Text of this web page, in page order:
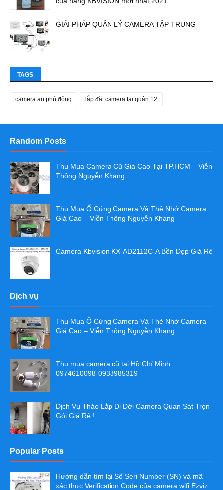
GIẢI PHÁP QUẢN LÝ CAMERA TẬP TRUNG
TAGS
camera an phú đông lắp đặt camera tại quận 12
Random Posts
Thu Mua Camera Cũ Giá Cao Tại TP.HCM – Viễn
Thông Nguyễn Khang
Thu Mua Ổ Cứng Camera Và Thẻ Nhớ Camera
Giá Cao – Viễn Thông Nguyễn Khang
Camera Kbvision KX-AD2112C-A Bền Đẹp Giá Rẻ
Dịch vụ
Thu Mua Ổ Cứng Camera Và Thẻ Nhớ Camera
Giá Cao – Viễn Thông Nguyễn Khang
Thu mua camera cũ tại Hồ Chí Minh
0974610098-0938985319
Dịch Vụ Tháo Lắp Di Dời Camera Quan Sát Trọn
Gói Giá Rẻ !
Popular Posts
Hướng dẫn tìm lại Số Seri Number (SN) và mã
xác thực Verification Code của camera wifi Ezviz